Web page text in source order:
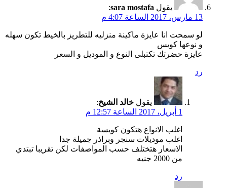
يقول sara mostafa
:
13 مارس، 2017 الساعة 4:07 م
لو سمحت انا عايزة ماكينة منزليه للتطريز بالخيط تكون سهله
و نوعها كويس
عايزة حضرتك تكتبلى النوع و الموديل و السعر
رد
يقول خالد الشيخ:
1 أبريل، 2017 الساعة 12:57 م
اغلب الانواع هتكون كويسة
اغلب موديلات سنجر وبراذر جميلة جدا
الاسعار هتختلف حسب المواصفات لكن تقريبا تبتدي
من 2000 جنيه
رد